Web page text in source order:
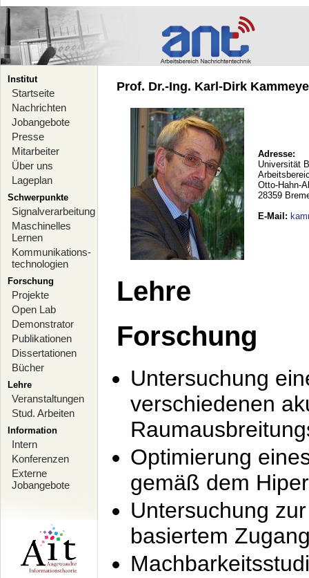
Institut
Startseite
Nachrichten
Jobangebote
Presse
Mitarbeiter
Über uns
Lageplan
Schwerpunkte
Signalverarbeitung
Maschinelles
Lernen
Kommunikations-
technologien
Forschung
Projekte
Open Lab
Demonstrator
Publikationen
Dissertationen
Bücher
Lehre
Veranstaltungen
Stud. Arbeiten
Information
Intern
Konferenzen
Externe
Jobangebote
Prof. Dr.-Ing. Karl-Dirk
Adresse:
Universität
Otto-Hahn-
28359
E-Mail :
Lehre
Forschung
Untersuchung
verschiedenen
Optimierung
gemäß dem
Untersuchung
basiertem